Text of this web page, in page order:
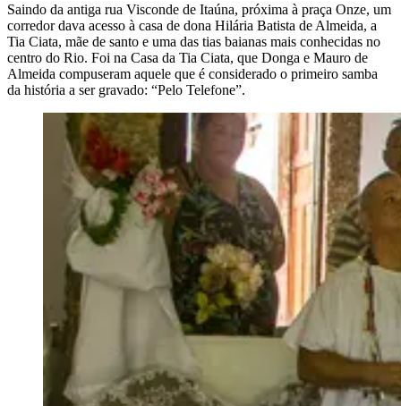
Saindo da antiga rua Visconde de Itaúna, próxima à praça Onze, um
corredor dava acesso à casa de dona Hilária Batista de Almeida, a
Tia Ciata, mãe de santo e uma das tias baianas mais conhecidas no
centro do Rio. Foi na Casa da Tia Ciata, que Donga e Mauro de
Almeida compuseram aquele que é considerado o primeiro samba
da história a ser gravado: “Pelo Telefone”.